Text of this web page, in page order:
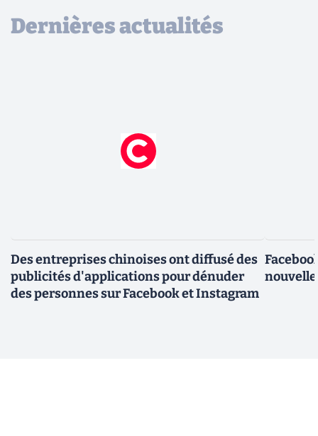
Dernières actualités
Des entreprises chinoises ont diffusé des
publicités d'applications pour dénuder
des personnes sur Facebook et Instagram